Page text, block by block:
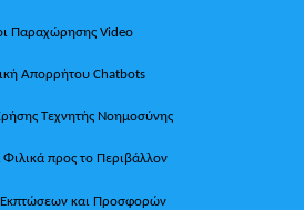
Παραχώρησης Video
Απορρήτου Chatbots
Τεχνητής Νοημοσύνης
προς το Περιβάλλον
Εκπτώσεων και Προσφορών